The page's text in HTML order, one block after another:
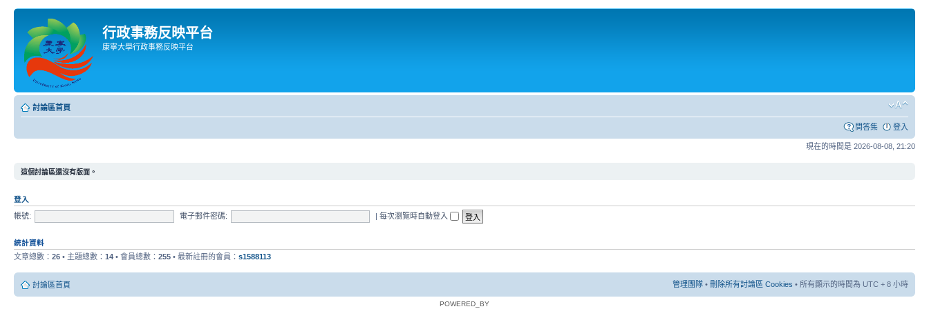
行政事務反映平台
康寧大學行政事務反映平台
討論區首頁
問答集 登入
現在的時間是 2026-08-08, 21:20
這個討論區還沒有版面。
登入
帳號:
電子郵件密碼: |每次瀏覽時自動登入
統計資料
文章總數： 26 • 主題總數： 14 • 會員總數： 255 • 最新註冊的會員： s1588113
討論區首頁 管理團隊 • 刪除所有討論區 Cookies • 所有顯示的時間為 UTC + 8 小時
POWERED_BY